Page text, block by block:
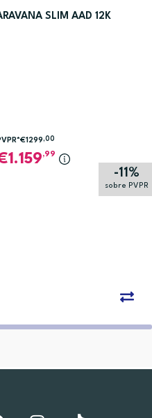
SLIM AAD 12K
-11%
sobre PVPR
€1299,00
1.159,99